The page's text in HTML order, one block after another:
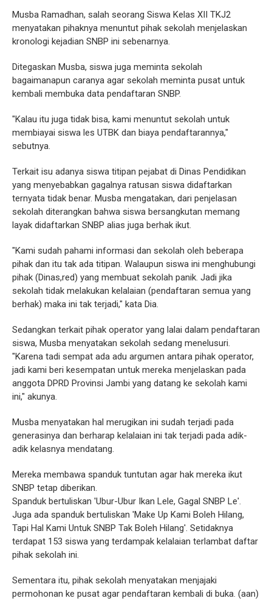
Musba Ramadhan, salah seorang Siswa Kelas XII TKJ2
menyatakan pihaknya menuntut pihak sekolah menjelaskan
kronologi kejadian SNBP ini sebenarnya.
Ditegaskan Musba, siswa juga meminta sekolah
bagaimanapun caranya agar sekolah meminta pusat untuk
kembali membuka data pendaftaran SNBP.
"Kalau itu juga tidak bisa, kami menuntut sekolah untuk
membiayai siswa les UTBK dan biaya pendaftarannya,"
sebutnya.
Terkait isu adanya siswa titipan pejabat di Dinas Pendidikan
yang menyebabkan gagalnya ratusan siswa didaftarkan
ternyata tidak benar. Musba mengatakan, dari penjelasan
sekolah diterangkan bahwa siswa bersangkutan memang
layak didaftarkan SNBP alias juga berhak ikut.
"Kami sudah pahami informasi dan sekolah oleh beberapa
pihak dan itu tak ada titipan. Walaupun siswa ini menghubungi
pihak (Dinas,red) yang membuat sekolah panik. Jadi jika
sekolah tidak melakukan kelalaian (pendaftaran semua yang
berhak) maka ini tak terjadi," kata Dia.
Sedangkan terkait pihak operator yang lalai dalam pendaftaran
siswa, Musba menyatakan sekolah sedang menelusuri.
"Karena tadi sempat ada adu argumen antara pihak operator,
jadi kami beri kesempatan untuk mereka menjelaskan pada
anggota DPRD Provinsi Jambi yang datang ke sekolah kami
ini," akunya.
Musba menyatakan hal merugikan ini sudah terjadi pada
generasinya dan berharap kelalaian ini tak terjadi pada adik-
adik kelasnya mendatang.
Mereka membawa spanduk tuntutan agar hak mereka ikut
SNBP tetap diberikan.
Spanduk bertuliskan 'Ubur-Ubur Ikan Lele, Gagal SNBP Le'.
Juga ada spanduk bertuliskan 'Make Up Kami Boleh Hilang,
Tapi Hal Kami Untuk SNBP Tak Boleh Hilang'. Setidaknya
terdapat 153 siswa yang terdampak kelalaian terlambat daftar
pihak sekolah ini.
Sementara itu, pihak sekolah menyatakan menjajaki
permohonan ke pusat agar pendaftaran kembali di buka. (aan)